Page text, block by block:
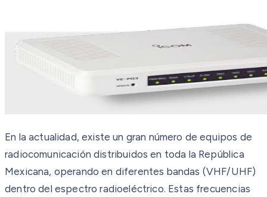
En la actualidad, existe un gran número de equipos de
radiocomunicación distribuidos en toda la República
Mexicana, operando en diferentes bandas (VHF/UHF)
dentro del espectro radioeléctrico. Estas frecuencias